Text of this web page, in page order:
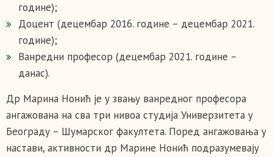
године);
Доцент (децембар 2016. године – децембар 2021.
године);
Ванредни професор (децембар 2021. године –
данас).
Др Марина Нонић је у звању ванредног професора
ангажована на сва три нивоа студија Универзитета у
Београду – Шумарског факултета. Поред ангажовања у
настави, активности др Марине Нонић подразумевају